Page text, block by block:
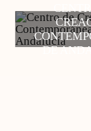
DE